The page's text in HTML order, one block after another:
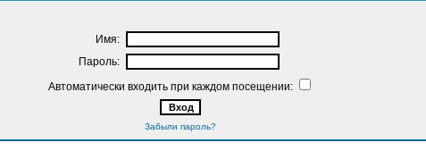
Имя:
Пароль:
Автоматически входить при каждом посещении:
Забыли пароль?